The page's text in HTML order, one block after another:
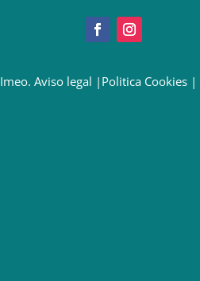
Imeo. Aviso legal | Politica Cookies|